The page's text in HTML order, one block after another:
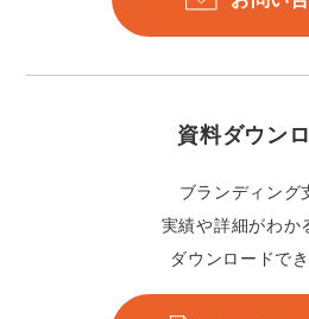
資料ダウン
ブランディング
実績や詳細がわか
ダウンロードでき